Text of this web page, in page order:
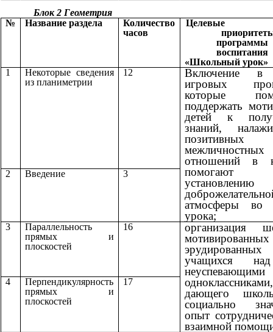
Блок 2 Геометрия
№
Название раздела
Количество
часов
программы
воспитания
«Школьный урок»
1
Некоторые сведения
из планиметрии
12
Включение в
игровых
которые
поддержать
детей к
знаний,
позитивных
межличностных
отношений в
помогают
установлению
атмосферы во
урока;
2 Введение 3
3
Параллельность
прямых и
плоскостей
16
организация
эрудированных
учащихся
неуспевающими
одноклассниками,
дающего
социально
опыт
взаимной
4
Перпендикулярность
прямых и
плоскостей
17